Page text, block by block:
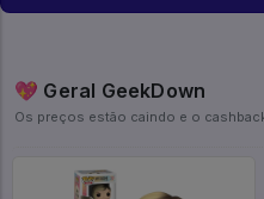
💖 Geral GeekDown
Os preços estão caindo e o